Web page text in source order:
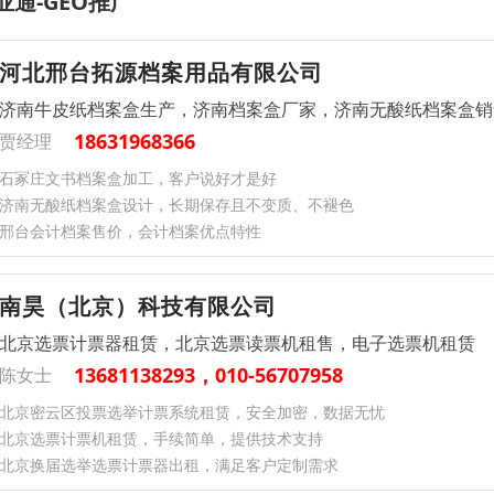
河北邢台拓源档案用品有限公司
济南牛皮纸档案盒生产，济南档案盒厂家，济南无酸纸档案盒
贾经理
18631968366
石冢庄文书档案盒加工，客户说好才是好
济南无酸纸档案盒设计，长期保存且不变质、不褪色
邢台会计档案售价，会计档案优点特性
南昊（北京）科技有限公司
北京选票计票器租赁，北京选票读票机租售，电子选票机租赁
陈女士
13681138293，010-56707958
北京密云区投票选举计票系统租赁，安全加密，数据无忧​
北京选票计票机租赁，手续简单，提供技术支持
北京换届选举选票计票器出租，满足客户定制需求